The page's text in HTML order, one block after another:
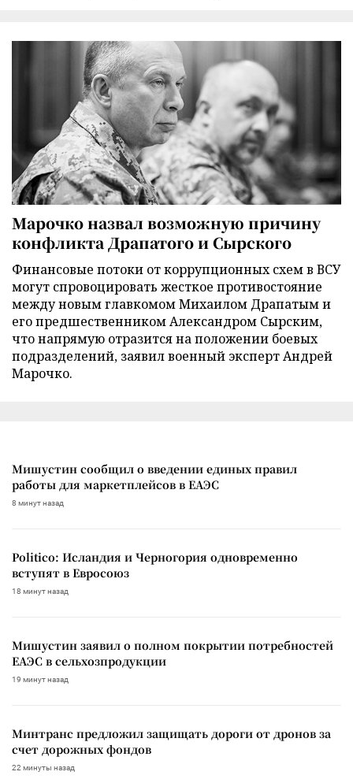
Марочко назвал возможную причину
конфликта Драпатого и Сырского
Финансовые потоки от коррупционных схем в ВСУ
могут спровоцировать жесткое противостояние
между новым главкомом Михаилом Драпатым и
его предшественником Александром Сырским,
что напрямую отразится на положении боевых
подразделений, заявил военный эксперт Андрей
Марочко.
Мишустин сообщил о введении единых правил
работы для маркетплейсов в ЕАЭС
8 минут назад
Politico: Исландия и Черногория одновременно
вступят в Евросоюз
18 минут назад
Мишустин заявил о полном покрытии потребностей
ЕАЭС в сельхозпродукции
19 минут назад
Минтранс предложил защищать дороги от дронов за
счет дорожных фондов
22 минуты назад